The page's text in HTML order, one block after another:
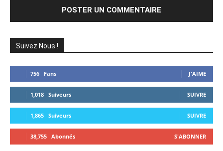
Suivez Nous !
756 Fans J'AIME
1,018 Suiveurs SUIVRE
1,865 Suiveurs SUIVRE
38,755 Abonnés S'ABONNER